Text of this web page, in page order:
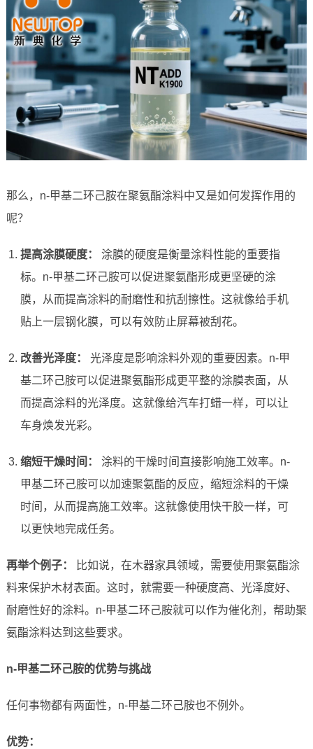
那么，n-甲基二环己胺在聚氨酯涂料中又是如何发挥作用的
呢？
提高涂膜硬度：
涂膜的硬度是衡量涂料性能的重要指
标。n-甲基二环己胺可以促进聚氨酯形成更坚硬的涂
膜，从而提高涂料的耐磨性和抗刮擦性。这就像给手机
贴上一层钢化膜，可以有效防止屏幕被刮花。
改善光泽度：
光泽度是影响涂料外观的重要因素。n-甲
基二环己胺可以促进聚氨酯形成更平整的涂膜表面，从
而提高涂料的光泽度。这就像给汽车打蜡一样，可以让
车身焕发光彩。
缩短干燥时间：
涂料的干燥时间直接影响施工效率。n-
甲基二环己胺可以加速聚氨酯的反应，缩短涂料的干燥
时间，从而提高施工效率。这就像使用快干胶一样，可
以更快地完成任务。
再举个例子：
比如说，在木器家具领域，需要使用聚氨酯涂
料来保护木材表面。这时，就需要一种硬度高、光泽度好、
耐磨性好的涂料。n-甲基二环己胺就可以作为催化剂，帮助聚
氨酯涂料达到这些要求。
n-甲基二环己胺的优势与挑战
任何事物都有两面性，n-甲基二环己胺也不例外。
优势：